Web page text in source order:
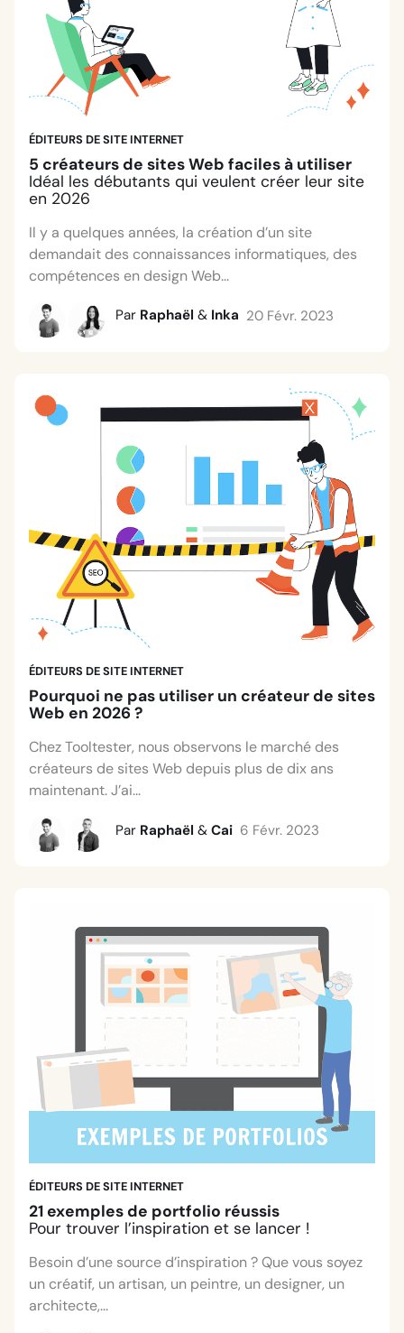
ÉDITEURS DE SITE INTERNET
5 créateurs de sites Web faciles à utiliser
Idéal les débutants qui veulent créer leur site
en 2026
Il y a quelques années, la création d’un site
demandait des connaissances informatiques, des
compétences en design Web...
Par Raphaël & Inka 20 Févr. 2023
ÉDITEURS DE SITE INTERNET
Pourquoi ne pas utiliser un créateur de sites
Web en 2026 ?
Chez Tooltester, nous observons le marché des
créateurs de sites Web depuis plus de dix ans
maintenant. J’ai...
Par Raphaël & Cai 6 Févr. 2023
ÉDITEURS DE SITE INTERNET
21 exemples de portfolio réussis
Pour trouver l’inspiration et se lancer !
Besoin d’une source d’inspiration ? Que vous soyez
un créatif, un artisan, un peintre, un designer, un
architecte,...